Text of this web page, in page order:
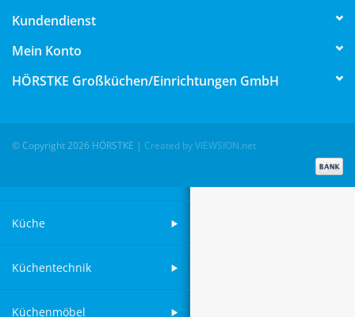
Bar
Tafeln
Küche
Küchentechnik
Küchenmöbel
Kundendienst
Mein Konto
HÖRSTKE Großküchen/Einrichtungen GmbH
© Copyright 2026 HÖRSTKE | Created by VIEWSION.net